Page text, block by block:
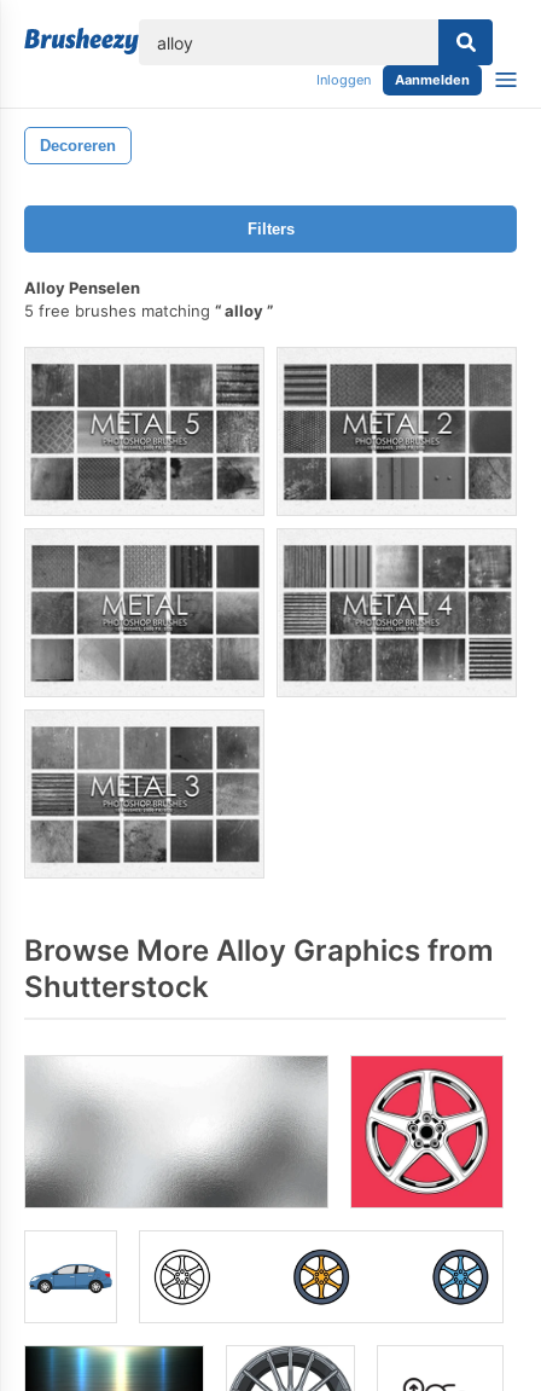
Inloggen Aanmelden
Decoreren
Filters
Alloy Penselen
5 free brushes matching
alloy
Browse More Alloy Graphics from
Shutterstock